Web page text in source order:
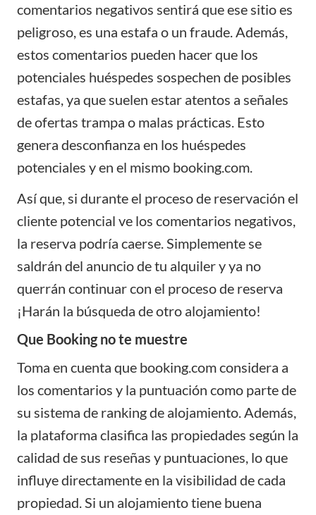
comentarios negativos sentirá que ese sitio es
peligroso, es una estafa o un fraude. Además,
estos comentarios pueden hacer que los
potenciales huéspedes sospechen de posibles
estafas, ya que suelen estar atentos a señales
de ofertas trampa o malas prácticas. Esto
genera desconfianza en los huéspedes
potenciales y en el mismo booking.com.
Así que, si durante el proceso de reservación el
cliente potencial ve los comentarios negativos,
la reserva podría caerse. Simplemente se
saldrán del anuncio de tu alquiler y ya no
querrán continuar con el proceso de reserva
¡Harán la búsqueda de otro alojamiento!
Que Booking no te muestre
Toma en cuenta que booking.com considera a
los comentarios y la puntuación como parte de
su sistema de ranking de alojamiento. Además,
la plataforma clasifica las propiedades según la
calidad de sus reseñas y puntuaciones, lo que
influye directamente en la visibilidad de cada
propiedad. Si un alojamiento tiene buena